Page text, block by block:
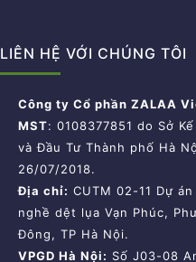
LIÊN HỆ VỚI CHÚNG TÔI
Công ty Cổ phần ZALAA
MST: 0108377851 do Sở
và Đầu Tư Thành phố Hà
26/07/2018.
Địa chỉ: CUTM 02-11 Dự án
nghề dệt lụa Vạn Phúc,
Đông, TP Hà Nội.
VPGD Hà Nội: Số J03-08